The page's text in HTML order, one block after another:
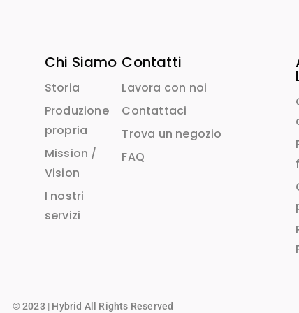
Chi Siamo
Storia
Produzione
propria
Mission /
Vision
I nostri
servizi
Contatti
Lavora con noi
Contattaci
Trova un negozio
FAQ
© 2023 | Hybrid All Rights Reserved